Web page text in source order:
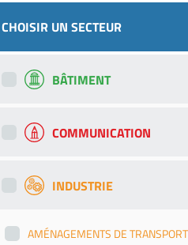
CHOISIR UN SECTEUR
BÂTIMENT
COMMUNICATION
INDUSTRIE
AMÉNAGEMENTS DE TRANSPORT